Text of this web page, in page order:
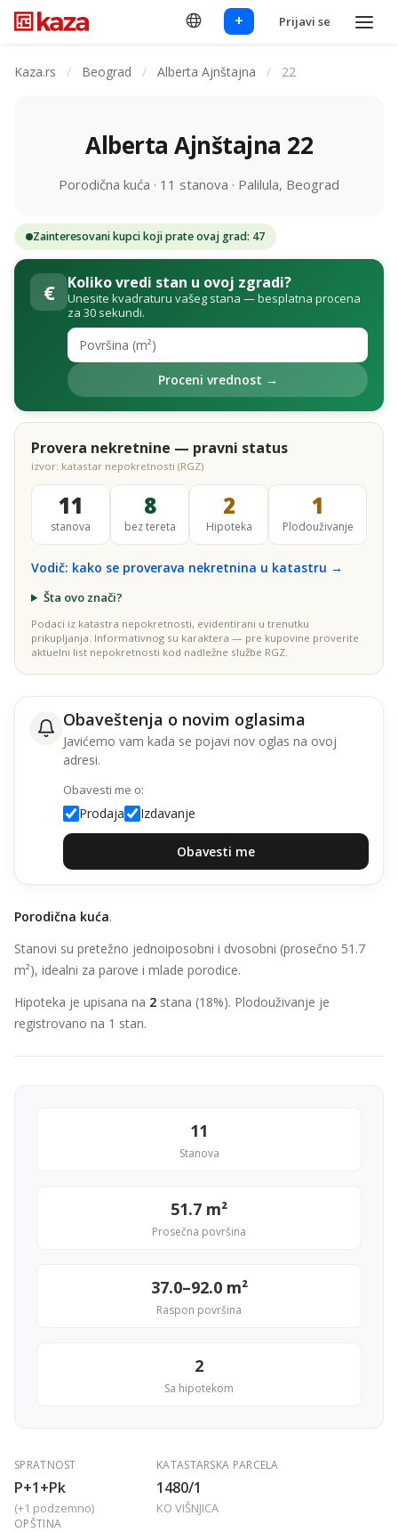
+ Prijavi se
Kaza.rs / Beograd / Alberta Ajnštajna / 22
Alberta Ajnštajna 22
Porodična kuća · 11 stanova · Palilula, Beograd
Zainteresovani kupci koji prate ovaj grad: 47
€ Koliko vredi stan u ovoj zgradi?
Unesite kvadraturu vašeg stana — besplatna procena
za 30 sekundi.
Proceni vrednost →
Provera nekretnine — pravni status
izvor: katastar nepokretnosti (RGZ)
11
stanova
8
bez tereta
2
Hipoteka
1
Plodouživanje
Vodič: kako se proverava nekretnina u katastru →
Šta ovo znači?
Podaci iz katastra nepokretnosti, evidentirani u trenutku
prikupljanja. Informativnog su karaktera — pre kupovine proverite
aktuelni list nepokretnosti kod nadležne službe RGZ.
Obaveštenja o novim oglasima
Javićemo vam kada se pojavi nov oglas na ovoj
adresi.
Obavesti me o:
Prodaja Izdavanje
Obavesti me
Porodična kuća.
Stanovi su pretežno jednoiposobni i dvosobni (prosečno 51.7
m²), idealni za parove i mlade porodice.
Hipoteka je upisana na 2 stana (18%). Plodouživanje je
registrovano na 1 stan.
11
Stanova
51.7 m²
Prosečna površina
37.0–92.0 m²
Raspon površina
2
Sa hipotekom
SPRATNOST
P+1+Pk
(+1 podzemno)
KATASTARSKA PARCELA
1480/1
KO VIŠNJICA
OPŠTINA